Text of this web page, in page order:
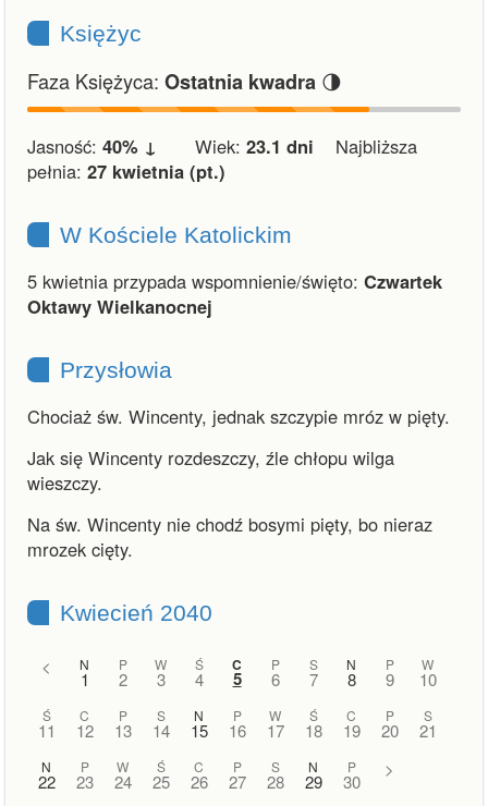
Księżyc
Faza Księżyca: Ostatnia kwadra 🌗
Jasność: 40% ↓ Wiek: 23.1 dni Najbliższa
pełnia: 27 kwietnia (pt.)
W Kościele Katolickim
5 kwietnia przypada wspomnienie/święto: Czwartek
Oktawy Wielkanocnej
Przysłowia
Chociaż św. Wincenty, jednak szczypie mróz w pięty.
Jak się Wincenty rozdeszczy, źle chłopu wilga
wieszczy.
Na św. Wincenty nie chodź bosymi pięty, bo nieraz
mrozek cięty.
Kwiecień 2040
< N
1
P
2
W
3
Ś
4
C
5
P
6
S
7
N
8
P
9
W
10
Ś
11
C
12
P
13
S
14
N
15
P
16
W
17
Ś
18
C
19
P
20
S
21
N
22
P
23
W
24
Ś
25
C
26
P
27
S
28
N
29
P
30
>